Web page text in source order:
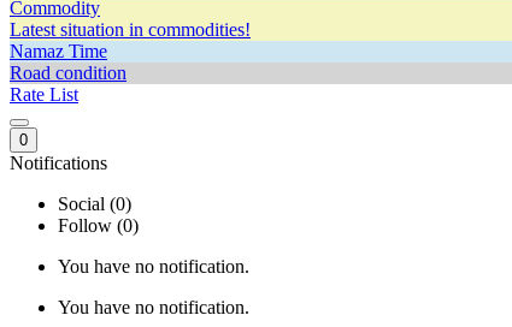
Commodity
Latest situation in commodities!
Namaz Time
Road condition
Rate List
0
Notifications
Social (0)
Follow (0)
You have no notification.
You have no notification.